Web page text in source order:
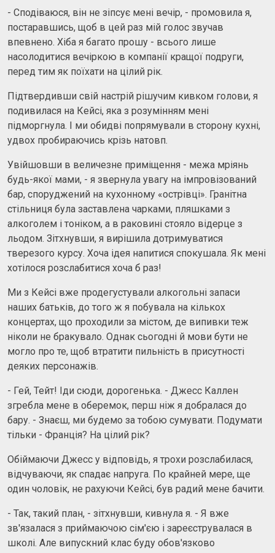
- Сподіваюся, він не зіпсує мені вечір, - промовила я,
постаравшись, щоб в цей раз мій голос звучав
впевнено. Хіба я багато прошу - всього лише
насолодитися вечіркою в компанії кращої подруги,
перед тим як поїхати на цілий рік.
Підтвердивши свій настрій рішучим кивком голови, я
подивилася на Кейсі, яка з розумінням мені
підморгнула. І ми обидві попрямували в сторону кухні,
удвох пробираючись крізь натовп.
Увійшовши в величезне приміщення - межа мріянь
будь-якої мами, - я звернула увагу на імпровізований
бар, споруджений на кухонному «острівці». Гранітна
стільниця була заставлена ​​чарками, пляшками з
алкоголем і тоніком, а в раковині стояло відерце з
льодом. Зітхнувши, я вирішила дотримуватися
тверезого курсу. Хоча ідея напитися спокушала. Як мені
хотілося розслабитися хоча б раз!
Ми з Кейсі вже продегустували алкогольні запаси
наших батьків, до того ж я побувала на кількох
концертах, що проходили за містом, де випивки теж
ніколи не бракувало. Однак сьогодні й мови бути не
могло про те, щоб втратити пильність в присутності
деяких персонажів.
- Гей, Тейт! Іди сюди, дорогенька. - Джесс Каллен
згребла мене в оберемок, перш ніж я добралася до
бару. - Знаєш, ми будемо за тобою сумувати. Подумати
тільки - Франція? На цілий рік?
Обіймаючи Джесс у відповідь, я трохи розслабилася,
відчуваючи, як спадає напруга. По крайней мере, ще
один чоловік, не рахуючи Кейсі, був радий мене бачити.
- Так, такий план, - зітхнувши, кивнула я. - Я вже
зв'язалася з приймаючою сім'єю і зареєструвалася в
школі. Але випускний клас буду обов'язково